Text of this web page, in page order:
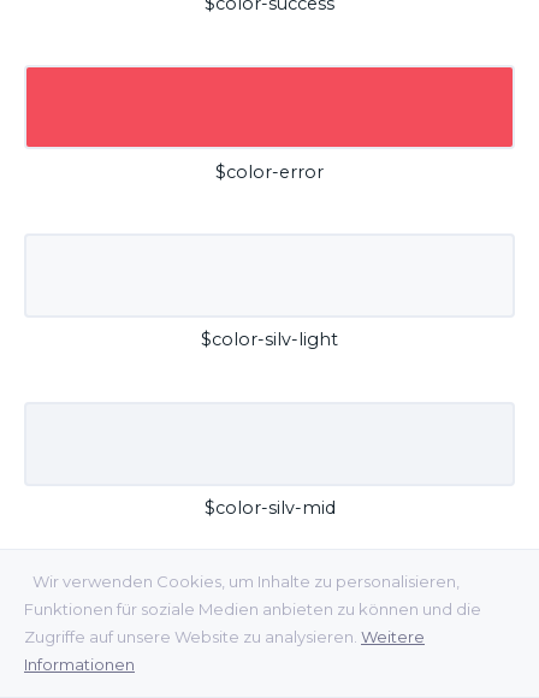
Wir verwenden Cookies, um Inhalte zu personalisieren,
Funktionen für soziale Medien anbieten zu können und die
Zugriffe auf unsere Website zu analysieren. Weitere
Informationen
$color-error
$color-silv-light
$color-silv-mid